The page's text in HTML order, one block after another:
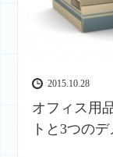
2015.10.28
オフィス用
トと3つの